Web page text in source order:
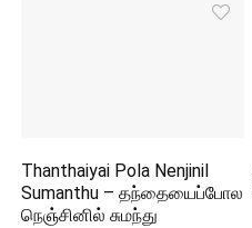
Thanthaiyai Pola Nenjinil
Sumanthu – தந்தையைப்போல
நெஞ்சினில் சுமந்து